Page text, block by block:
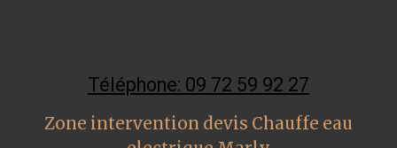
Téléphone: 09 72 59 92 27
Zone intervention devis Chauffe eau